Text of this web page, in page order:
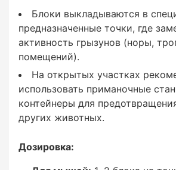
Блоки выкладываются в
предназначенные точки, где
активность грызунов (норы,
помещений).
На открытых участках
контейнеры для
других животных.
Блоки выкладываются в
предназначенные точки, где
активность грызунов (норы,
помещений).
На открытых участках
использовать приманочные
контейнеры для
других животных.
Дозировка: